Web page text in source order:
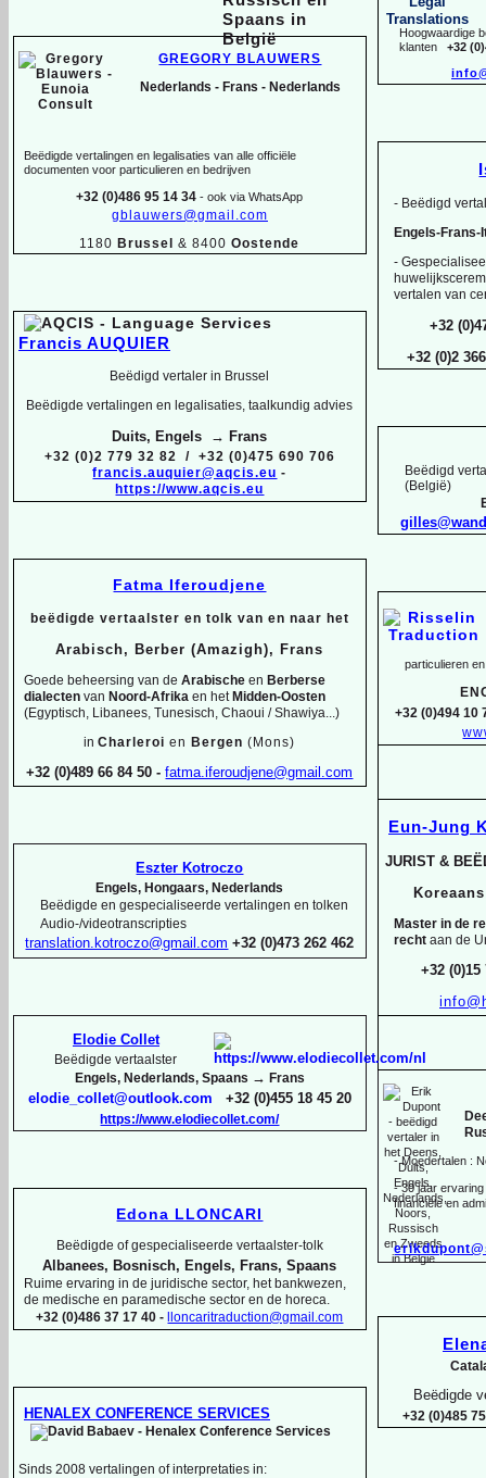
Hoogwaardige
klanten +32
- Beëdigd
Engels-Frans-
-
vertalen van
+32
+32 (0)2
Beëdigd
(België)
particulieren
+32 (0)494 10
Eun-Jung
JURIST &
Master in de
recht aan de
+32 (0)15
-Moedertalen :
-30 jaar ervaring
financiële en
Beëdigde
+32 (0)485
GREGORY BLAUWERS
Nederlands - Frans - Nederlands
Beëdigde vertalingen en legalisaties van alle officiële
documenten voor particulieren en bedrijven
+32 (0)486 95 14 34 - ook via WhatsApp
gblauwers@gmail.com
1180Brussel & 8400Oostende
Francis AUQUIER
Beëdigd vertaler in Brussel
Beëdigde vertalingen en legalisaties, taalkundig advies
Duits, Engels → Frans
+32 (0)2 779 32 82 / +32 (0)475 690 706
francis.auquier@aqcis.eu -
https://www.aqcis.eu
Fatma Iferoudjene
beëdigde vertaalster en tolk van en naar het
Arabisch, Berber (Amazigh), Frans
Goede beheersing van de Arabische en Berberse
dialecten van Noord-Afrika en het Midden-Oosten
(Egyptisch, Libanees, Tunesisch, Chaoui / Shawiya...)
inCharleroi en Bergen(Mons)
+32 (0)489 66 84 50 - fatma.iferoudjene@gmail.com
Eszter Kotroczo
Engels, Hongaars, Nederlands
Beëdigde en gespecialiseerde vertalingen en tolken
Audio-/videotranscripties
translation.kotroczo@gmail.com +32 (0)473 262 462
Elodie Collet
Beëdigde vertaalster
Engels, Nederlands, Spaans → Frans
elodie_collet@outlook.com +32 (0)455 18 45 20
https://www.elodiecollet.com/
Edona LLONCARI
Beëdigde of gespecialiseerde vertaalster-tolk
Albanees, Bosnisch, Engels, Frans, Spaans
Ruime ervaring in de juridische sector, het bankwezen,
de medische en paramedische sector en de horeca.
+32 (0)486 37 17 40 -
lloncaritraduction@gmail.com
HENALEX CONFERENCE SERVICES
Sinds 2008 vertalingen of interpretaties in: